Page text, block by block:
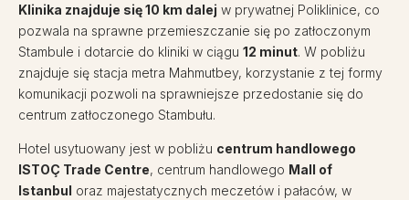
Klinika znajduje się 10 km dalej w prywatnej Poliklinice, co
pozwala na sprawne przemieszczanie się po zatłoczonym
Stambule i dotarcie do kliniki w ciągu 12 minut. W pobliżu
znajduje się stacja metra Mahmutbey, korzystanie z tej formy
komunikacji pozwoli na sprawniejsze przedostanie się do
centrum zatłoczonego Stambułu.
Hotel usytuowany jest w pobliżu centrum handlowego
ISTOÇ Trade Centre, centrum handlowego Mall of
Istanbul oraz majestatycznych meczetów i pałaców, w